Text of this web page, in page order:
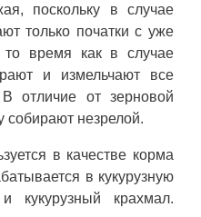
поскольку в случае
только початки с уже
то время как в случае
и измельчают все
отличие от зерновой
собирают незрелой.
в качестве корма
в кукурузную
кукурузный крахмал.